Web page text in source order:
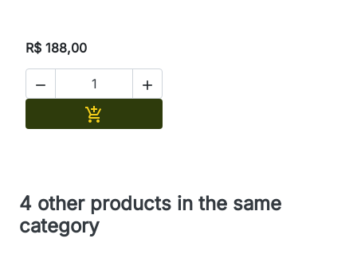
R$ 188,00
 

4 other products in the same
category